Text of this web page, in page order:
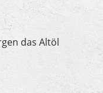
das Altöl